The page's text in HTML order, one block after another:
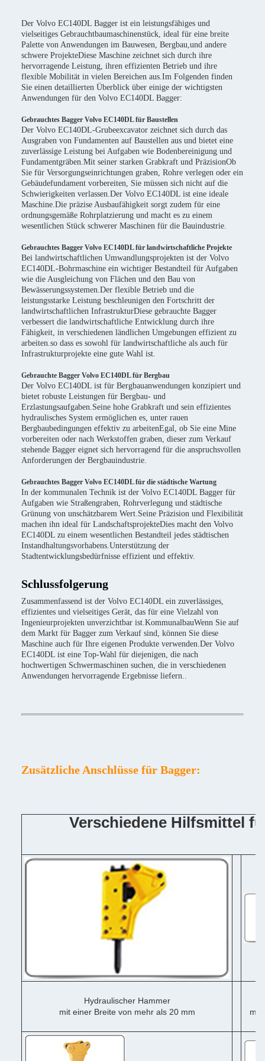
Der Volvo EC140DL Bagger ist ein leistungsfähiges und
vielseitiges Gebrauchtbaumaschinenstück, ideal für eine breite
Palette von Anwendungen im Bauwesen, Bergbau,und andere
schwere ProjekteDiese Maschine zeichnet sich durch ihre
hervorragende Leistung, ihren effizienten Betrieb und ihre
flexible Mobilität in vielen Bereichen aus.Im Folgenden finden
Sie einen detaillierten Überblick über einige der wichtigsten
Anwendungen für den Volvo EC140DL Bagger:
Gebrauchtes Bagger Volvo EC140DL für Baustellen
Der Volvo EC140DL-Grubeexcavator zeichnet sich durch das
Ausgraben von Fundamenten auf Baustellen aus und bietet eine
zuverlässige Leistung bei Aufgaben wie Bodenbereinigung und
Fundamentgräben.Mit seiner starken Grabkraft und PräzisionOb
Sie für Versorgungseinrichtungen graben, Rohre verlegen oder ein
Gebäudefundament vorbereiten, Sie müssen sich nicht auf die
Schwierigkeiten verlassen.Der Volvo EC140DL ist eine ideale
Maschine.Die präzise Ausbaufähigkeit sorgt zudem für eine
ordnungsgemäße Rohrplatzierung und macht es zu einem
wesentlichen Stück schwerer Maschinen für die Bauindustrie.
Gebrauchtes Bagger Volvo EC140DL für landwirtschaftliche Projekte
Bei landwirtschaftlichen Umwandlungsprojekten ist der Volvo
EC140DL-Bohrmaschine ein wichtiger Bestandteil für Aufgaben
wie die Ausgleichung von Flächen und den Bau von
Bewässerungssystemen.Der flexible Betrieb und die
leistungsstarke Leistung beschleunigen den Fortschritt der
landwirtschaftlichen InfrastrukturDiese gebrauchte Bagger
verbessert die landwirtschaftliche Entwicklung durch ihre
Fähigkeit, in verschiedenen ländlichen Umgebungen effizient zu
arbeiten.so dass es sowohl für landwirtschaftliche als auch für
Infrastrukturprojekte eine gute Wahl ist.
Gebrauchte Bagger Volvo EC140DL für Bergbau
Der Volvo EC140DL ist für Bergbauanwendungen konzipiert und
bietet robuste Leistungen für Bergbau- und
Erzlastungsaufgaben.Seine hohe Grabkraft und sein effizientes
hydraulisches System ermöglichen es, unter rauen
Bergbaubedingungen effektiv zu arbeitenEgal, ob Sie eine Mine
vorbereiten oder nach Werkstoffen graben, dieser zum Verkauf
stehende Bagger eignet sich hervorragend für die anspruchsvollen
Anforderungen der Bergbauindustrie.
Gebrauchtes Bagger Volvo EC140DL für die städtische Wartung
In der kommunalen Technik ist der Volvo EC140DL Bagger für
Aufgaben wie Straßengraben, Rohrverlegung und städtische
Grünung von unschätzbarem Wert.Seine Präzision und Flexibilität
machen ihn ideal für LandschaftsprojekteDies macht den Volvo
EC140DL zu einem wesentlichen Bestandteil jedes städtischen
Instandhaltungsvorhabens.Unterstützung der
Stadtentwicklungsbedürfnisse effizient und effektiv.
Schlussfolgerung
Zusammenfassend ist der Volvo EC140DL ein zuverlässiges,
effizientes und vielseitiges Gerät, das für eine Vielzahl von
Ingenieurprojekten unverzichtbar ist.KommunalbauWenn Sie auf
dem Markt für Bagger zum Verkauf sind, können Sie diese
Maschine auch für Ihre eigenen Produkte verwenden.Der Volvo
EC140DL ist eine Top-Wahl für diejenigen, die nach
hochwertigen Schwermaschinen suchen, die in verschiedenen
Anwendungen hervorragende Ergebnisse liefern..
Zusätzliche Anschlüsse für Bagger:
Verschiedene Hilfsmittel
Hydraulischer Hammer
mit einer Breite von mehr als 20 mm
mit